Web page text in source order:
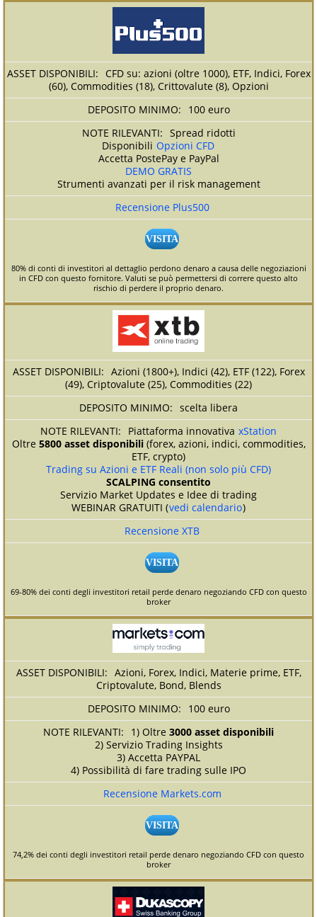
CFD su: azioni (oltre 1000), ETF, Indici, Forex
(60), Commodities (18), Crittovalute (8), Opzioni
100 euro
Spread ridotti
Disponibili Opzioni CFD
Accetta PostePay e PayPal
DEMO GRATIS
Strumenti avanzati per il risk management
Recensione Plus500
VISITA
80% di conti di investitori al dettaglio perdono denaro a causa delle negoziazioni
in CFD con questo fornitore. Valuti se può permettersi di correre questo alto
rischio di perdere il proprio denaro.
Azioni (1800+), Indici (42), ETF (122), Forex
(49), Criptovalute (25), Commodities (22)
scelta libera
Piattaforma innovativa xStation
Oltre 5800 asset disponibili(forex, azioni, indici, commodities,
ETF, crypto)
Trading su Azioni e ETF Reali (non solo più CFD)
SCALPING consentito
Servizio Market Updates e Idee di trading
WEBINAR GRATUITI (vedi calendario)
Recensione XTB
VISITA
69-80% dei conti degli investitori retail perde denaro negoziando CFD con questo
broker
Azioni, Forex, Indici, Materie prime, ETF,
Criptovalute, Bond, Blends
100 euro
1) Oltre 3000 asset disponibili
2) Servizio Trading Insights
3) Accetta PAYPAL
4) Possibilità di fare trading sulle IPO
Recensione Markets.com
VISITA
74,2% dei conti degli investitori retail perde denaro negoziando CFD con questo
broker